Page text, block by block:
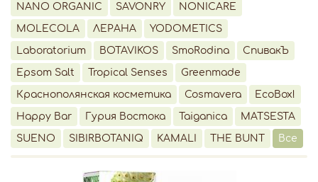
NANO ORGANIC SAVONRY NONICARE
MOLECOLA ЛЕРАНА YODOMETICS
Laboratorium BOTAVIKOS SmoRodina СпивакЪ
Epsom Salt Tropical Senses Greenmade
Краснополянская косметика Cosmavera EcoBox!
Happy Bar Гурия Востока Taiganica MATSESTA
SUENO SIBIRBOTANIQ KAMALI THE BUNT Все